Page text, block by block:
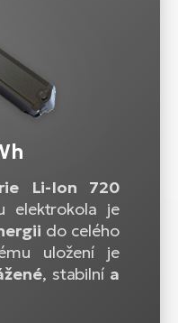
Li-Ion 720
elektrokola je
do celého
uložení je
, stabilní a